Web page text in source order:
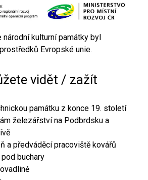
kulturní památky byl
Evropské unie.
vidět / zažít
památku z konce 19. století
železářství na Podbrdsku a
a předváděcí pracoviště kovářů
buchary